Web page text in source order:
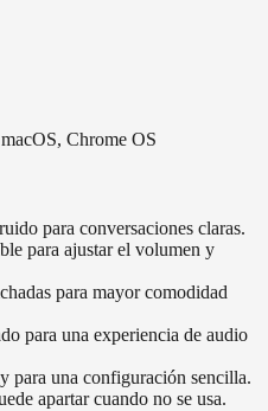
Chrome OS
para conversaciones claras.
para ajustar el volumen y
para mayor comodidad
para una experiencia de audio
para una configuración sencilla.
apartar cuando no se usa.